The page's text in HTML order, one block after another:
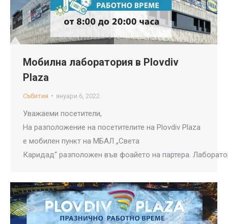
Мобилна лаборатория в Plovdiv
Plaza
Събития януари 6, 2022
Уважаеми посетители,
На разположение на посетителите на Plovdiv Plaza
e мобилен пункт на МБАЛ „Света
Каридад“ разположен във фоайето на партера.